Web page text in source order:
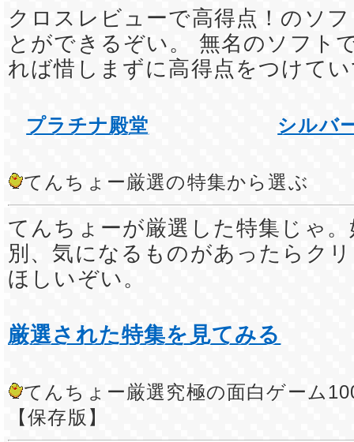
クロスレビューで高得点！のソ
とができるぞい。 無名のソフト
れば惜しまずに高得点をつけて
プラチナ殿堂 シルバ
てんちょー厳選の特集から選ぶ
てんちょーが厳選した特集じゃ
別、気になるものがあったらク
ほしいぞい。
厳選された特集を見てみる
てんちょー厳選究極の面白ゲーム
【保存版】